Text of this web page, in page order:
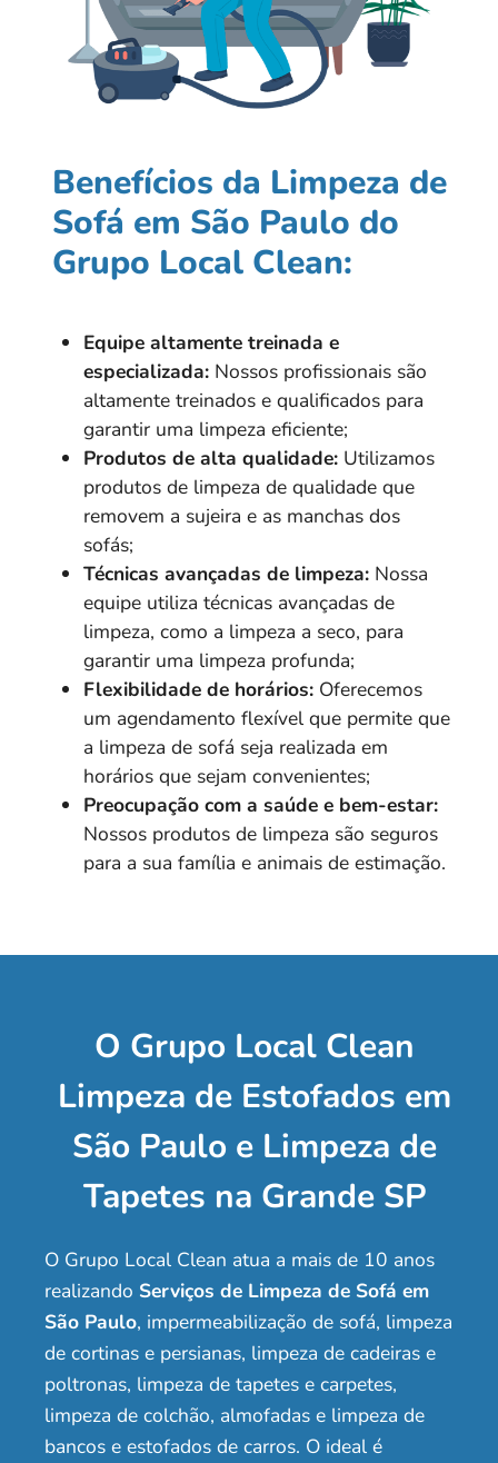
Benefícios da Limpeza de
Sofá em São Paulo do
Grupo Local Clean:
Equipe altamente treinada e
especializada: Nossos profissionais são
altamente treinados e qualificados para
garantir uma limpeza eficiente;
Produtos de alta qualidade: Utilizamos
produtos de limpeza de qualidade que
removem a sujeira e as manchas dos
sofás;
Técnicas avançadas de limpeza: Nossa
equipe utiliza técnicas avançadas de
limpeza, como a limpeza a seco, para
garantir uma limpeza profunda;
Flexibilidade de horários: Oferecemos
um agendamento flexível que permite que
a limpeza de sofá seja realizada em
horários que sejam convenientes;
Preocupação com a saúde e bem-estar:
Nossos produtos de limpeza são seguros
para a sua família e animais de estimação.
O Grupo Local Clean
Limpeza de Estofados em
São Paulo e Limpeza de
Tapetes na Grande SP
O Grupo Local Clean atua a mais de 10 anos
realizando Serviços de Limpeza de Sofá em
São Paulo, impermeabilização de sofá, limpeza
de cortinas e persianas, limpeza de cadeiras e
poltronas, limpeza de tapetes e carpetes,
limpeza de colchão, almofadas e limpeza de
bancos e estofados de carros. O ideal é